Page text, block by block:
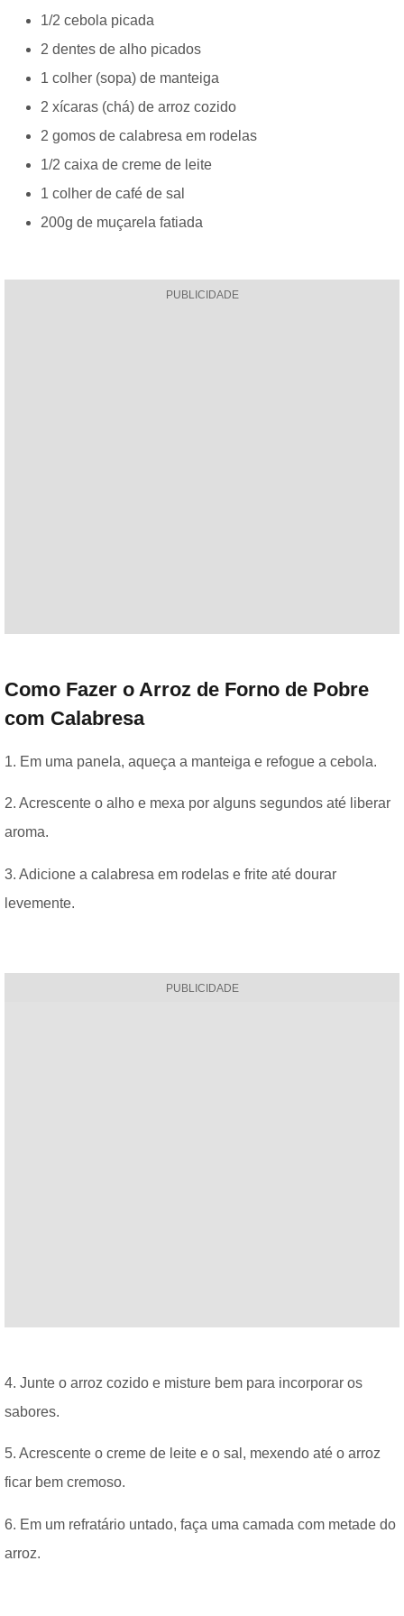
1/2 cebola picada
2 dentes de alho picados
1 colher (sopa) de manteiga
2 xícaras (chá) de arroz cozido
2 gomos de calabresa em rodelas
1/2 caixa de creme de leite
1 colher de café de sal
200g de muçarela fatiada
PUBLICIDADE
Como Fazer o Arroz de Forno de Pobre
com Calabresa
1. Em uma panela, aqueça a manteiga e refogue a cebola.
2. Acrescente o alho e mexa por alguns segundos até liberar
aroma.
3. Adicione a calabresa em rodelas e frite até dourar
levemente.
PUBLICIDADE
4. Junte o arroz cozido e misture bem para incorporar os
sabores.
5. Acrescente o creme de leite e o sal, mexendo até o arroz
ficar bem cremoso.
6. Em um refratário untado, faça uma camada com metade do
arroz.